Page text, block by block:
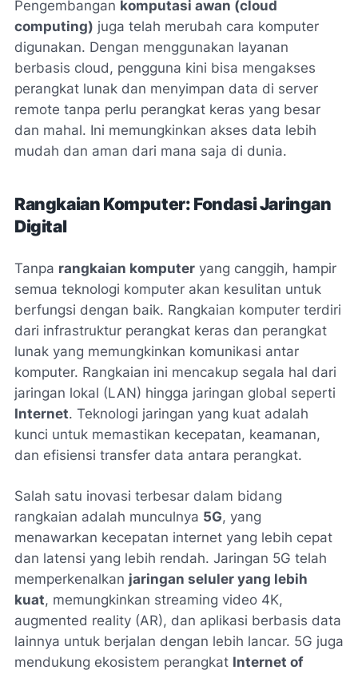
Pengembangan komputasi awan (cloud
computing) juga telah merubah cara komputer
digunakan. Dengan menggunakan layanan
berbasis cloud, pengguna kini bisa mengakses
perangkat lunak dan menyimpan data di server
remote tanpa perlu perangkat keras yang besar
dan mahal. Ini memungkinkan akses data lebih
mudah dan aman dari mana saja di dunia.
Rangkaian Komputer: Fondasi Jaringan
Digital
Tanpa rangkaian komputer yang canggih, hampir
semua teknologi komputer akan kesulitan untuk
berfungsi dengan baik. Rangkaian komputer terdiri
dari infrastruktur perangkat keras dan perangkat
lunak yang memungkinkan komunikasi antar
komputer. Rangkaian ini mencakup segala hal dari
jaringan lokal (LAN) hingga jaringan global seperti
Internet. Teknologi jaringan yang kuat adalah
kunci untuk memastikan kecepatan, keamanan,
dan efisiensi transfer data antara perangkat.
Salah satu inovasi terbesar dalam bidang
rangkaian adalah munculnya 5G, yang
menawarkan kecepatan internet yang lebih cepat
dan latensi yang lebih rendah. Jaringan 5G telah
memperkenalkan jaringan seluler yang lebih
kuat, memungkinkan streaming video 4K,
augmented reality (AR), dan aplikasi berbasis data
lainnya untuk berjalan dengan lebih lancar. 5G juga
mendukung ekosistem perangkat Internet of